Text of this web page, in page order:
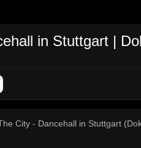
in Stuttgart |
City - Dancehall in Stuttgart